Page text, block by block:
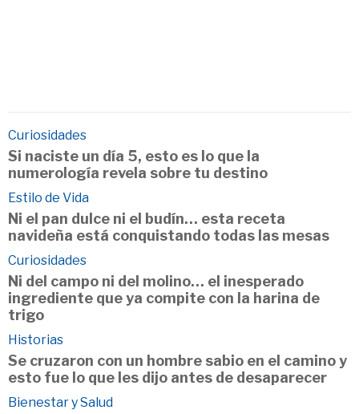
Curiosidades
Si naciste un día 5, esto es lo que la
numerología revela sobre tu destino
Estilo de Vida
Ni el pan dulce ni el budín… esta receta
navideña está conquistando todas las mesas
Curiosidades
Ni del campo ni del molino… el inesperado
ingrediente que ya compite con la harina de
trigo
Historias
Se cruzaron con un hombre sabio en el camino y
esto fue lo que les dijo antes de desaparecer
Bienestar y Salud